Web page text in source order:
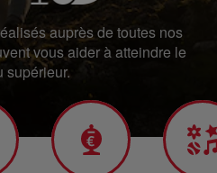
auprès de toutes nos
vous aider à atteindre le
supérieur.